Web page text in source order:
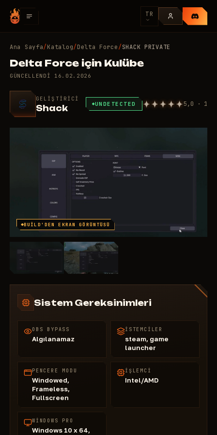
TR
Ana Sayfa/Katalog/Delta Force/SHACK PRIVATE
Delta Force için Kulübe
GÜNCELLENDI 16.02.2026
GELIŞTIRICI
Shack UNDETECTED 5,0 · 1
BUILD'DEN EKRAN GÖRÜNTÜSÜ
Sistem Gereksinimleri
OBS BYPASS
Algılanamaz
İSTEMCILER
steam, game
launcher
PENCERE MODU
Windowed,
Frameless,
Fullscreen
İŞLEMCI
Intel/AMD
WINDOWS PRO
Windows 10 x 64,